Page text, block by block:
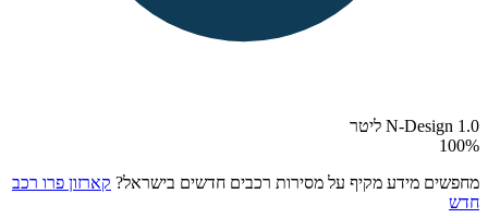
N-Design 1.0 ליטר
100%
מחפשים מידע מקיף על מסירות רכבים חדשים בישראל? קארזון פרו רכב
חדש